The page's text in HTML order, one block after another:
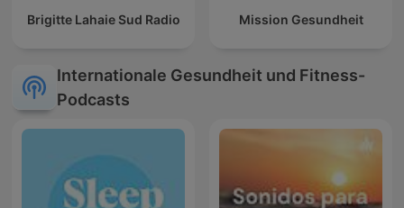
Brigitte Lahaie Sud Radio Mission Gesundheit
Internationale Gesundheit und Fitness-
Podcasts